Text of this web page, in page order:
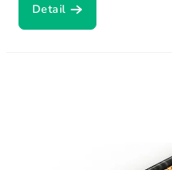
Detail